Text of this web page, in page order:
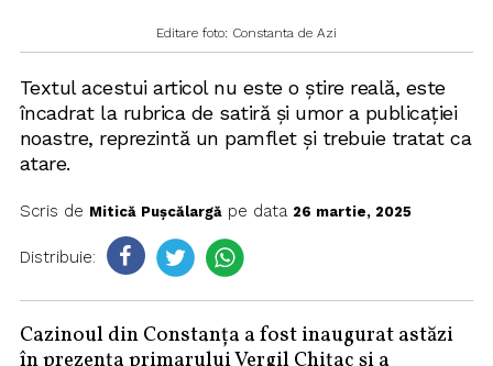
Editare foto: Constanta de Azi
Textul acestui articol nu este o știre reală, este
încadrat la rubrica de satiră și umor a publicației
noastre, reprezintă un pamflet și trebuie tratat ca
atare.
Scris de Mitică Pușcălargăpe data 26 martie, 2025
Distribuie:
Cazinoul din Constanța a fost inaugurat astăzi